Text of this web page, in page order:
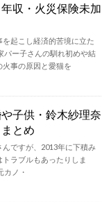
収・火災保険未加
起こし経済的苦境に立た
パー子さんの馴れ初めや結
事の原因と愛猫を
子供・鈴木紗理奈
とめ
ですが、2013年に下積み
ラブルもあったりしま
カノ・